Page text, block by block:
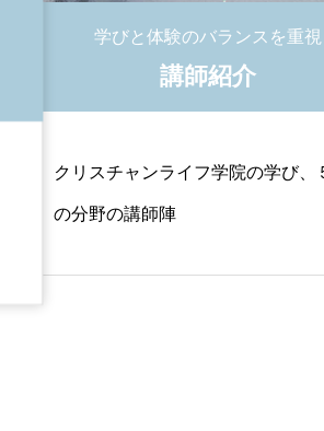
学びと体験のバランスを重視
講師紹介
クリスチャンライフ学院の学び、５つ
の分野の講師陣